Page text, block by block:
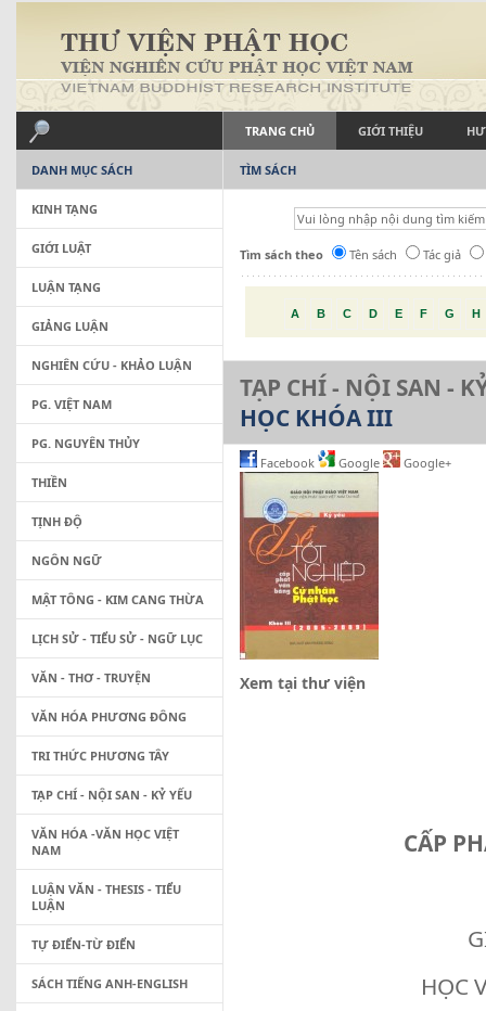
TRANG CHỦ GIỚI THIỆU
TÌM SÁCH
Tìm sách theo Tên sách Tác giả
A B C D E F G H
TẠP CHÍ - NỘI SAN -
HỌC KHÓA III
Facebook Google Google+
Xem tại thư viện
CẤP
HỌC
DANH MỤC SÁCH
KINH TẠNG
GIỚI LUẬT
LUẬN TẠNG
GIẢNG LUẬN
NGHIÊN CỨU - KHẢO LUẬN
PG. VIỆT NAM
PG. NGUYÊN THỦY
THIỀN
TỊNH ĐỘ
NGÔN NGỮ
MẬT TÔNG - KIM CANG THỪA
LỊCH SỬ - TIỂU SỬ - NGỮ LỤC
VĂN - THƠ - TRUYỆN
VĂN HÓA PHƯƠNG ĐÔNG
TRI THỨC PHƯƠNG TÂY
TẠP CHÍ - NỘI SAN - KỶ YẾU
VĂN HÓA -VĂN HỌC VIỆT
NAM
LUẬN VĂN - THESIS - TIỂU
LUẬN
TỰ ĐIỂN-TỪ ĐIỂN
SÁCH TIẾNG ANH-ENGLISH